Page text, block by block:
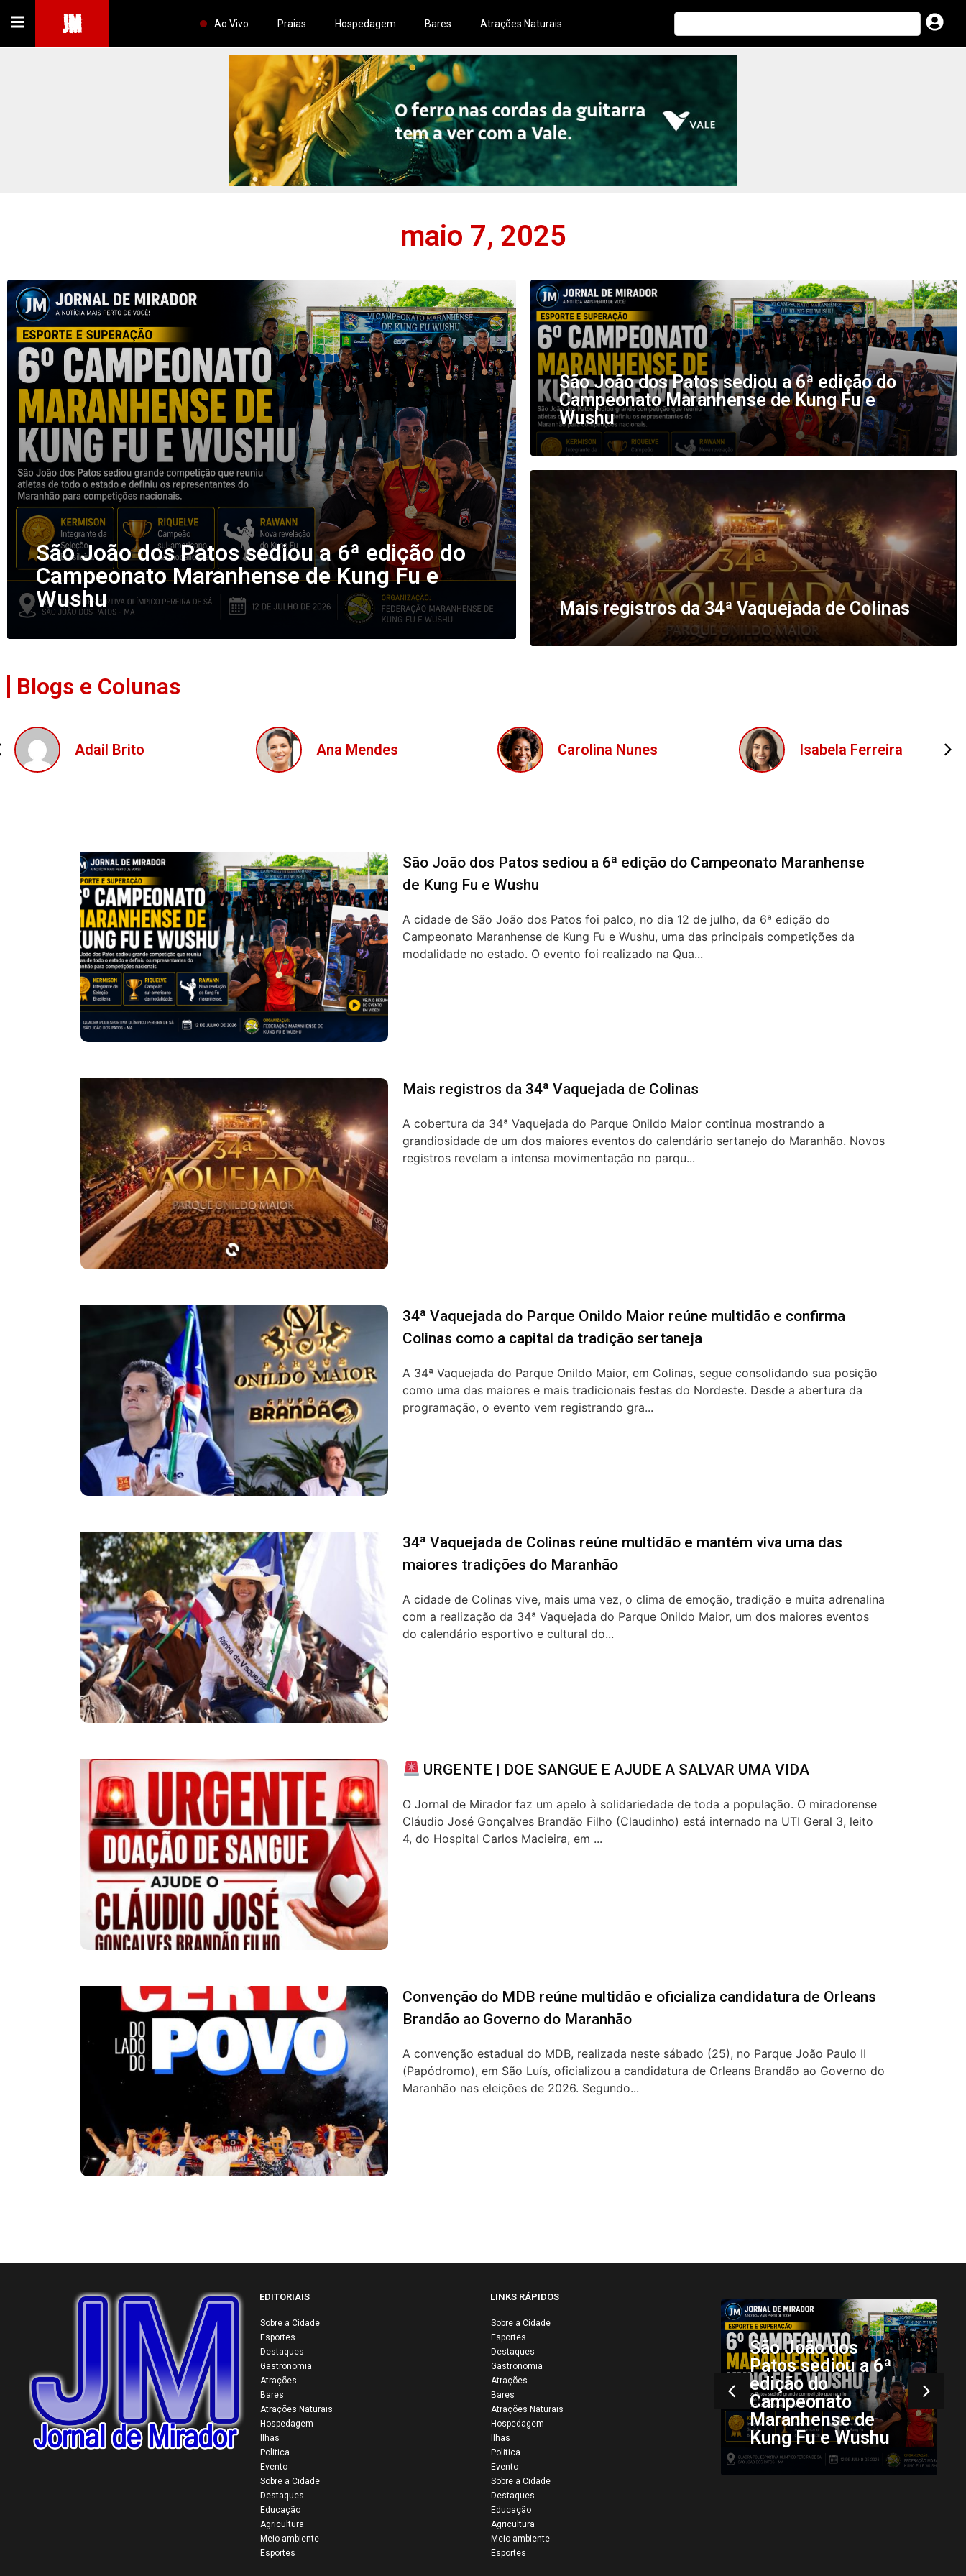
JM Ao Vivo Praias Hospedagem Bares Atrações Naturais
maio 7, 2025
São João dos Patos sediou a 6ª edição do
Campeonato Maranhense de Kung Fu e
Wushu
São João dos Patos sediou a 6ª edição do
Campeonato Maranhense de Kung Fu e
Wushu
Mais registros da 34ª Vaquejada de Colinas
Blogs e Colunas
Ana Mendes Carolina Nunes Isabela Ferreira Lucas Oliveira
São João dos Patos sediou a 6ª edição do Campeonato Maranhense
de Kung Fu e Wushu
A cidade de São João dos Patos foi palco, no dia 12 de julho, da 6ª edição do
Campeonato Maranhense de Kung Fu e Wushu, uma das principais competições da
modalidade no estado. O evento foi realizado na Qua...
Mais registros da 34ª Vaquejada de Colinas
A cobertura da 34ª Vaquejada do Parque Onildo Maior continua mostrando a
grandiosidade de um dos maiores eventos do calendário sertanejo do Maranhão. Novos
registros revelam a intensa movimentação no parqu...
34ª Vaquejada do Parque Onildo Maior reúne multidão e confirma
Colinas como a capital da tradição sertaneja
A 34ª Vaquejada do Parque Onildo Maior, em Colinas, segue consolidando sua posição
como uma das maiores e mais tradicionais festas do Nordeste. Desde a abertura da
programação, o evento vem registrando gra...
34ª Vaquejada de Colinas reúne multidão e mantém viva uma das
maiores tradições do Maranhão
A cidade de Colinas vive, mais uma vez, o clima de emoção, tradição e muita adrenalina
com a realização da 34ª Vaquejada do Parque Onildo Maior, um dos maiores eventos
do calendário esportivo e cultural do...
URGENTE | DOE SANGUE E AJUDE A SALVAR UMA VIDA
O Jornal de Mirador faz um apelo à solidariedade de toda a população. O miradorense
Cláudio José Gonçalves Brandão Filho (Claudinho) está internado na UTI Geral 3, leito
4, do Hospital Carlos Macieira, em ...
Convenção do MDB reúne multidão e oficializa candidatura de Orleans
Brandão ao Governo do Maranhão
A convenção estadual do MDB, realizada neste sábado (25), no Parque João Paulo II
(Papódromo), em São Luís, oficializou a candidatura de Orleans Brandão ao Governo do
Maranhão nas eleições de 2026. Segundo...
EDITORIAIS
Sobre a Cidade
Esportes
Destaques
Gastronomia
Atrações
Bares
Atrações Naturais
Hospedagem
Ilhas
Politica
Evento
Sobre a Cidade
Destaques
Educação
Agricultura
Meio ambiente
Esportes
LINKS RÁPIDOS
Sobre a Cidade
Esportes
Destaques
Gastronomia
Atrações
Bares
Atrações Naturais
Hospedagem
Ilhas
Politica
Evento
Sobre a Cidade
Destaques
Educação
Agricultura
Meio ambiente
Esportes
34ª Vaquejada de
Colinas reúne
multidão e mantém
viva uma das
maiores tradições
São João dos
Patos sediou a 6ª
edição do
Campeonato
Maranhense de
Mais registros da
34ª Vaquejada de
Colinas